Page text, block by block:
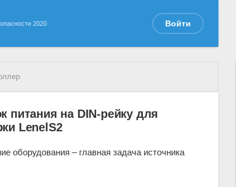
2020 Войти
питания на DIN-рейку для
LenelS2
оборудования – главная задача источника